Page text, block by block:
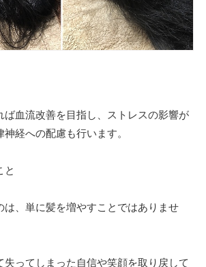
ば血流改善を目指し、ストレスの影響が
経への配慮も行います。
と
は、単に髪を増やすことではありませ
ってしまった自信や笑顔を取り戻して